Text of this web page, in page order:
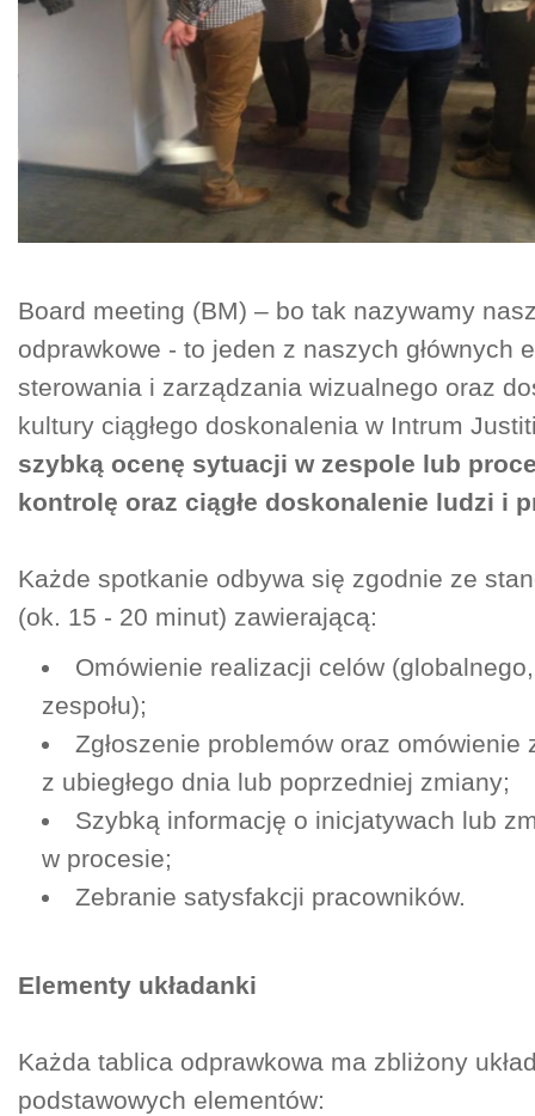
Board meeting (BM) – bo tak nazywamy
odprawkowe - to jeden z naszych głównych
sterowania i zarządzania wizualnego oraz
kultury ciągłego doskonalenia w Intrum
szybką ocenę sytuacji w zespole lub
kontrolę oraz ciągłe doskonalenie ludzi i
Każde spotkanie odbywa się zgodnie ze
(ok. 15 - 20 minut) zawierającą:
Omówienie realizacji celów
zespołu);
Zgłoszenie problemów oraz omówienie
z ubiegłego dnia lub poprzedniej zmiany;
Szybką informację o inicjatywach lub
w procesie;
Zebranie satysfakcji pracowników.
Elementy układanki
Każda tablica odprawkowa ma zbliżony
podstawowych elementów: